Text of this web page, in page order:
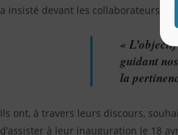
a insisté devant les collaborateurs
«
guidant
la
Ils ont, à travers leurs discours,
d’assister à leur inauguration le 18